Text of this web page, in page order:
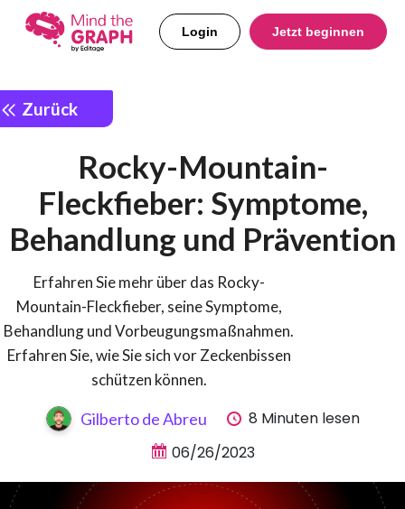
Login Jetzt beginnen
Zurück
Rocky-Mountain-
Fleckfieber: Symptome,
Behandlung und Prävention
Erfahren Sie mehr über das Rocky-
Mountain-Fleckfieber, seine Symptome,
Behandlung und Vorbeugungsmaßnahmen.
Erfahren Sie, wie Sie sich vor Zeckenbissen
schützen können.
Gilberto de Abreu
8 Minuten lesen
06/26/2023